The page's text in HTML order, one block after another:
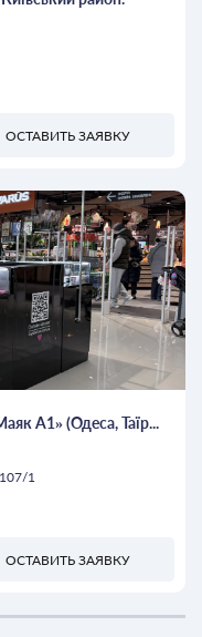
ОСТАВИТЬ ЗАЯВКУ
А1» (Одеса, Таїр...
107/1
ОСТАВИТЬ ЗАЯВКУ